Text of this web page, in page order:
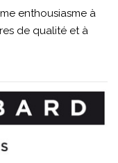
enthousiasme à
de qualité et à